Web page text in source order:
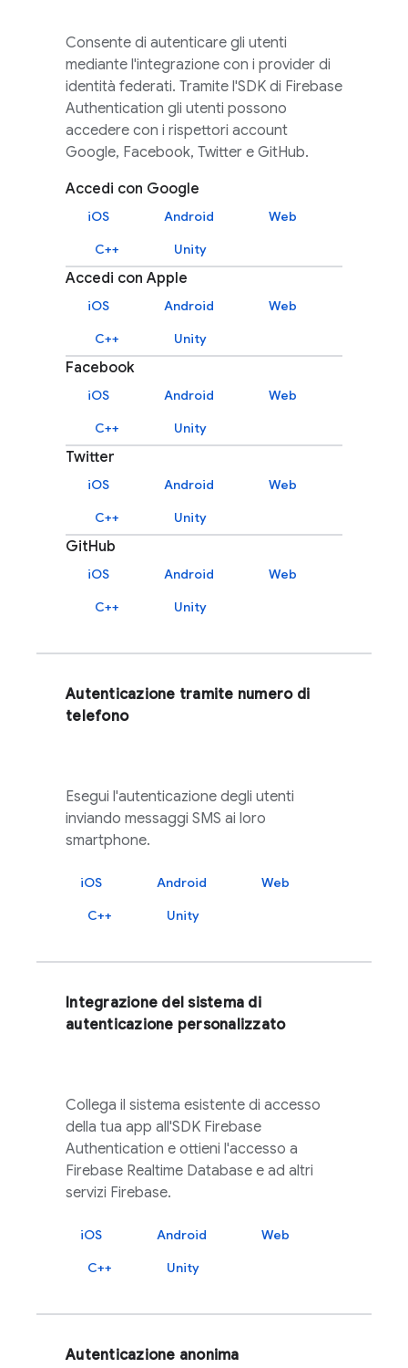
Consente di autenticare gli utenti
mediante l'integrazione con i provider di
identità federati. Tramite l'SDK di Firebase
Authentication gli utenti possono
accedere con i rispettori account
Google, Facebook, Twitter e GitHub.
Accedi con Google
iOS Android
Web
C++
Unity
Accedi con Apple
iOS Android
Web
C++
Unity
Facebook
iOS Android
Web
C++
Unity
Twitter
iOS Android
Web
C++
Unity
GitHub
iOS Android
Web
C++
Unity
Autenticazione tramite numero di
telefono
Esegui l'autenticazione degli utenti
inviando messaggi SMS ai loro
smartphone.
iOS Android
Web
C++
Unity
Integrazione del sistema di
autenticazione personalizzato
Collega il sistema esistente di accesso
della tua app all'SDK Firebase
Authentication e ottieni l'accesso a
Firebase Realtime Database e ad altri
servizi Firebase.
iOS Android
Web
C++
Unity
Autenticazione anonima